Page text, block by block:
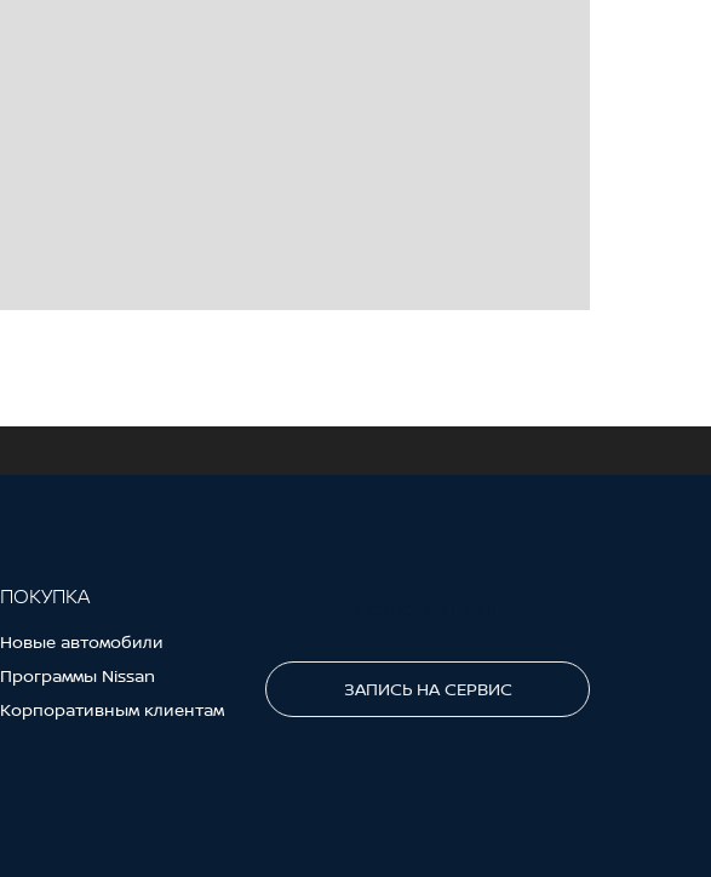
ПОКУПКА
Новые автомобили
Программы Nissan
Корпоративным клиентам
ЗАПИСЬ НА СЕРВИС